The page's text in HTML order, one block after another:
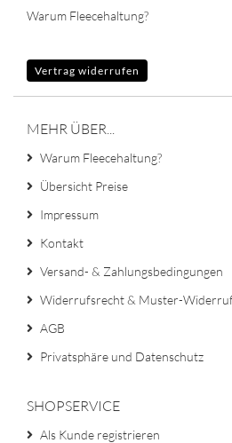
Warum Fleecehaltung?
Vertrag widerrufen
MEHR ÜBER...
Warum Fleecehaltung?
Übersicht Preise
Impressum
Kontakt
Versand- & Zahlungsbedingungen
Widerrufsrecht & Muster-
AGB
Privatsphäre und Datenschutz
SHOPSERVICE
Als Kunde registrieren